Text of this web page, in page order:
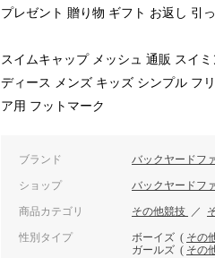
プレゼント 贈り物 ギフト お返し 引
スイムキャップ メッシュ 通販 スイ
ディース メンズ キッズ シンプル フ
ア用 フットマーク
ブランド バックヤードフ
ショップ バックヤードフ
商品カテゴリ その他競技 ／
性別タイプ ボーイズ ( その
ガールズ ( その